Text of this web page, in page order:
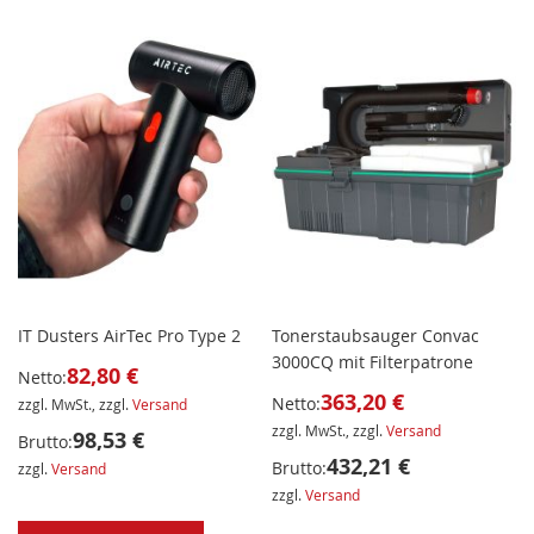
IT Dusters AirTec Pro Type 2
Netto:82,80 €
zzgl. MwSt., zzgl.Versand
Brutto:98,53 €
zzgl.Versand
Tonerstaubsauger Convac
3000CQ mit Filterpatrone
Netto:363,20 €
zzgl. MwSt., zzgl.Versand
Brutto:432,21 €
zzgl.Versand